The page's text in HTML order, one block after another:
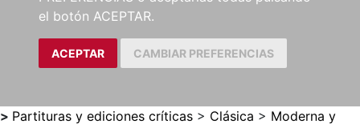
el botón ACEPTAR.
ACEPTAR CAMBIAR PREFERENCIAS
> Partituras y ediciones críticas > Clásica > Moderna y